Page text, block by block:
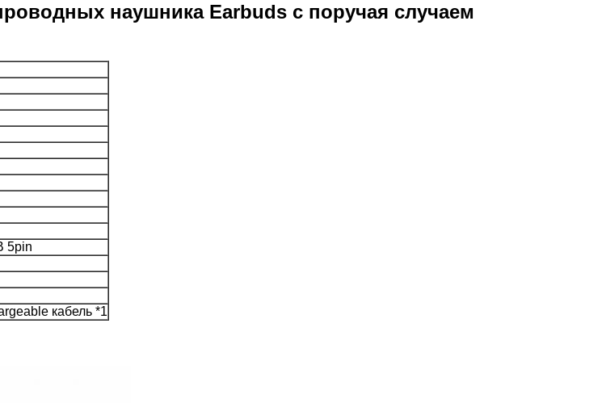
наушника Earbuds с поручая случаем
5pin
кабель *1